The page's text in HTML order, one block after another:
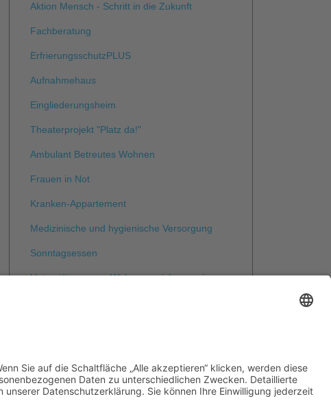
Aktion Mensch - Schritt in die Zukunft
Fachberatung
ErfrierungsschutzPLUS
Aufnahmehaus
Eingliederungsheim
Theaterprojekt "Platz da!"
Ambulant Betreutes Wohnen
Frauen in Not
Kranken-Appartement
Medizinische und hygienische Versorgung
Sonntagsessen
Unterstützung zur Wohnungssicherung im